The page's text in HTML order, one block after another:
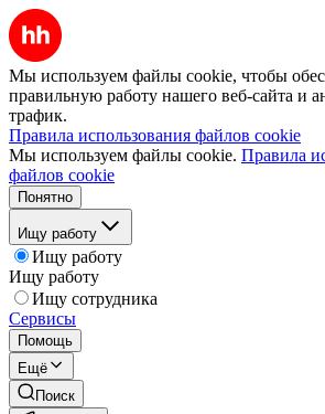
Мы используем файлы cookie, чтобы
правильную работу нашего веб-сайта и
трафик.
Правила использования файлов cookie
Мы используем файлы cookie. Правила
файлов cookie
Понятно
Ищу работу
Ищу работу
Ищу работу
Ищу сотрудника
Сервисы
Помощь
Ещё
Поиск